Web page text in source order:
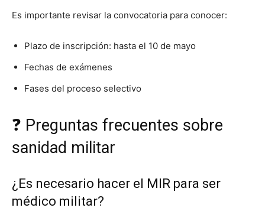
Es importante revisar la convocatoria para conocer:
Plazo de inscripción: hasta el 10 de mayo
Fechas de exámenes
Fases del proceso selectivo
❓ Preguntas frecuentes sobre
sanidad militar
¿Es necesario hacer el MIR para ser
médico militar?